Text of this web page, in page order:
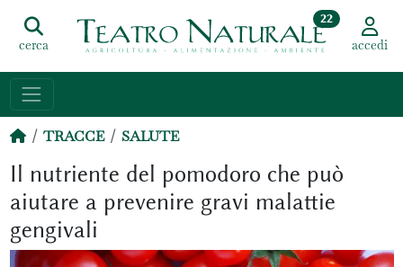
cerca
22
accedi
TRACCE SALUTE
Il nutriente del pomodoro che può
aiutare a prevenire gravi malattie
gengivali